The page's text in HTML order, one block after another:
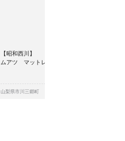
【昭和西川】
ムアツ マットレススタンダードハード
山梨県市川三郷町